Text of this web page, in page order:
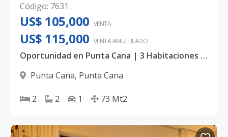
Código: 7631
US$ 105,000 VENTA
US$ 115,000 VENTA AMUEBLADO
Oportunidad en Punta Cana | 3 Habitaciones | 73 mt2
Punta Cana, Punta Cana
2 2 1 73 Mt2